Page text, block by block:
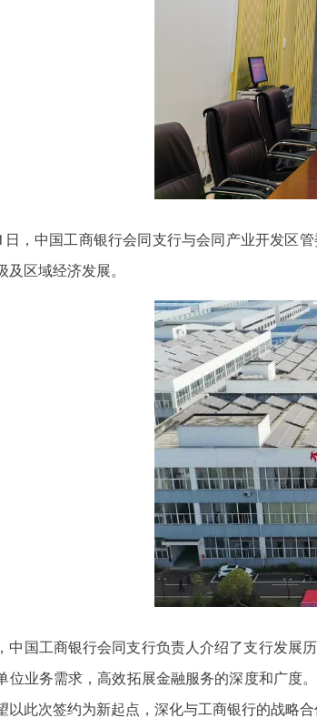
日，中国工商银行会同支行与会同产业开发区
及区域经济发展。
中国工商银行会同支行负责人介绍了支行发展
位业务需求，高效拓展金融服务的深度和广度
以此次签约为新起点，深化与工商银行的战略